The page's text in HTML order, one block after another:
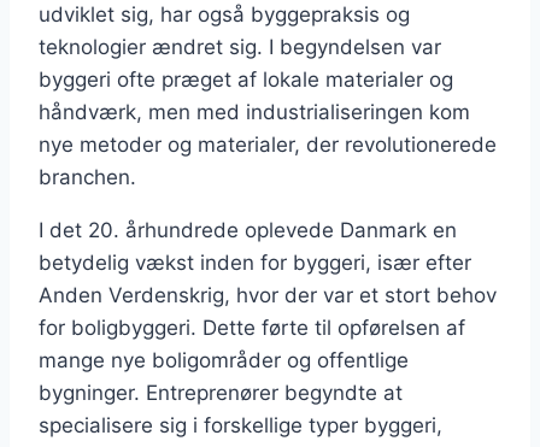
udviklet sig, har også byggepraksis og
teknologier ændret sig. I begyndelsen var
byggeri ofte præget af lokale materialer og
håndværk, men med industrialiseringen kom
nye metoder og materialer, der revolutionerede
branchen.
I det 20. århundrede oplevede Danmark en
betydelig vækst inden for byggeri, især efter
Anden Verdenskrig, hvor der var et stort behov
for boligbyggeri. Dette førte til opførelsen af
mange nye boligområder og offentlige
bygninger. Entreprenører begyndte at
specialisere sig i forskellige typer byggeri,